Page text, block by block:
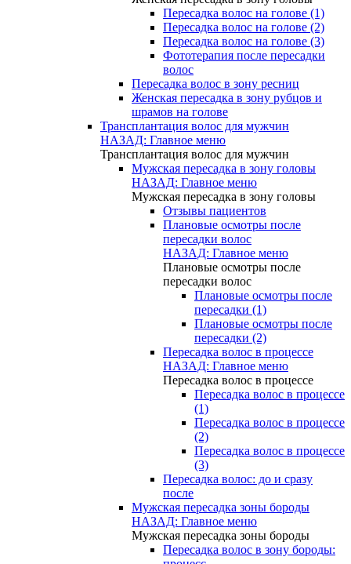
Пересадка волос на голове (1)
Пересадка волос на голове (2)
Пересадка волос на голове (3)
Фототерапия после пересадки
волос
Пересадка волос в зону ресниц
Женская пересадка в зону рубцов и
шрамов на голове
Трансплантация волос для мужчин
НАЗАД: Главное меню
Трансплантация волос для мужчин
Мужская пересадка в зону головы
НАЗАД: Главное меню
Мужская пересадка в зону головы
Отзывы пациентов
Плановые осмотры после
пересадки волос
НАЗАД: Главное меню
Плановые осмотры после
пересадки волос
Плановые осмотры после
пересадки (1)
Плановые осмотры после
пересадки (2)
Пересадка волос в процессе
НАЗАД: Главное меню
Пересадка волос в процессе
Пересадка волос в процессе
(1)
Пересадка волос в процессе
(2)
Пересадка волос в процессе
(3)
Пересадка волос: до и сразу
после
Мужская пересадка зоны бороды
НАЗАД: Главное меню
Мужская пересадка зоны бороды
Пересадка волос в зону бороды: